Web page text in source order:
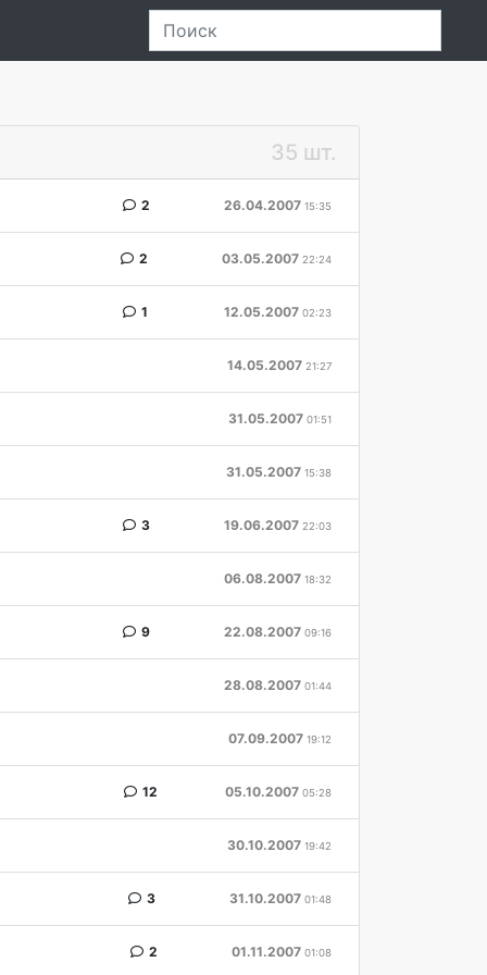
35 шт.
2 26.04.200715:35
2 03.05.200722:24
1 12.05.200702:23
14.05.200721:27
31.05.200701:51
31.05.200715:38
3 19.06.200722:03
06.08.200718:32
9 22.08.200709:16
28.08.200701:44
07.09.200719:12
12 05.10.200705:28
30.10.200719:42
3 31.10.200701:48
2 01.11.200701:08